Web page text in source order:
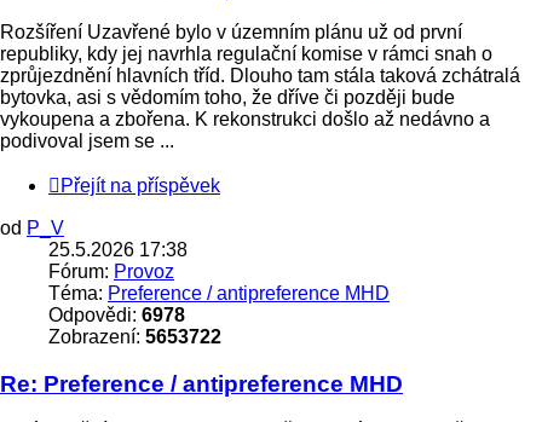
Rozšíření Uzavřené bylo v územním plánu už od první
republiky, kdy jej navrhla regulační komise v rámci snah o
zprůjezdnění hlavních tříd. Dlouho tam stála taková zchátralá
bytovka, asi s vědomím toho, že dříve či později bude
vykoupena a zbořena. K rekonstrukci došlo až nedávno a
podivoval jsem se ...
Přejít na příspěvek
od P_V
25.5.2026 17:38
Fórum: Provoz
Téma: Preference / antipreference MHD
Odpovědi: 6978
Zobrazení: 5653722
Re: Preference / antipreference MHD